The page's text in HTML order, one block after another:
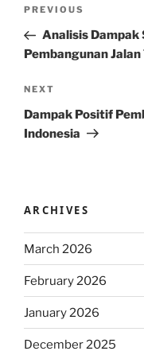
Previous
Post
PREVIOUS
Analisis Dampak
Pembangunan Jalan
Next
Post
NEXT
Dampak Positif
Indonesia
ARCHIVES
March 2026
February 2026
January 2026
December 2025